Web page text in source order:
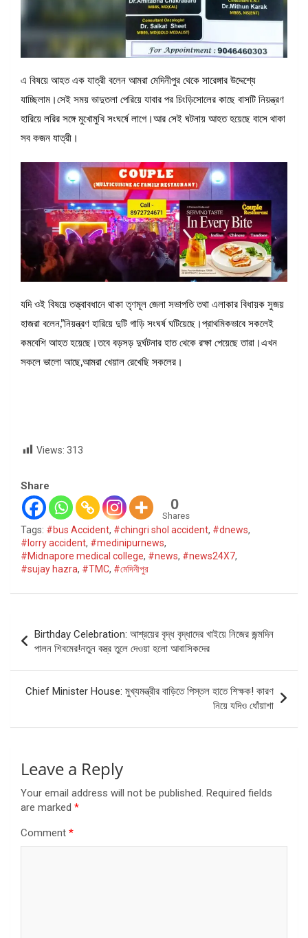
এ বিষয়ে আহত এক যাত্রী বলেন আমরা মেদিনীপুর থেকে সারেঙ্গার উদ্দেশ্যে
যাচ্ছিলাম।সেই সময় ভাদুতলা পেরিয়ে যাবার পর চিংড়িসোলের কাছে বাসটি নিয়ন্ত্রণ
হারিয়ে লরির সঙ্গে মুখোমুখি সংঘর্ষে লাগে।আর সেই ঘটনায় আহত হয়েছে বাসে থাকা
সব কজন যাত্রী।
যদি ওই বিষয়ে তত্ত্বাবধানে থাকা তৃণমূল জেলা সভাপতি তথা এলাকার বিধায়ক সুজয়
হাজরা বলেন,”নিয়ন্ত্রণ হারিয়ে দুটি গাড়ি সংঘর্ষ ঘটিয়েছে।প্রাথমিকভাবে সকলেই
কমবেশি আহত হয়েছে।তবে বড়সড় দুর্ঘটনার হাত থেকে রক্ষা পেয়েছে তারা।এখন
সকলে ভালো আছে,আমরা খেয়াল রেখেছি সকলের।
Views: 313
Share
0
Shares
Tags: #bus Accident, #chingri shol accident, #dnews,
#lorry accident, #medinipurnews,
#Midnapore medical college, #news, #news24X7,
#sujay hazra, #TMC, #মেদিনীপুর
Post
navigation
Birthday Celebration: আশ্রয়ের বৃদ্ধ বৃদ্ধাদের খাইয়ে নিজের জন্মদিন
পালন শিবমের!নতুন বস্ত্র তুলে দেওয়া হলো আবাসিকদের
Chief Minister House: মুখ্যমন্ত্রীর বাড়িতে পিস্তল হাতে শিক্ষক! কারণ
নিয়ে যদিও ধোঁয়াশা
Leave a Reply
Your email address will not be published. Required fields
are marked *
Comment *